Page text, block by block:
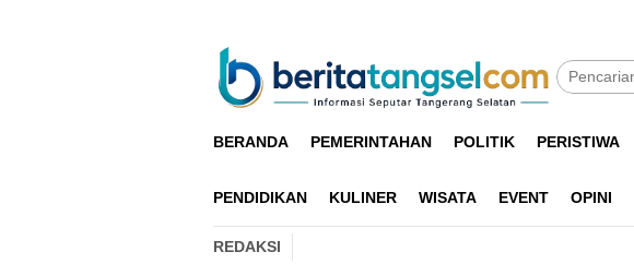
BERANDA PEMERINTAHAN POLITIK PERISTIWA
PENDIDIKAN KULINER WISATA EVENT OPINI
REDAKSI